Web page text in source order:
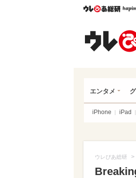
ウ
エンタメ
iPhone iPad
ウレぴあ総研 >